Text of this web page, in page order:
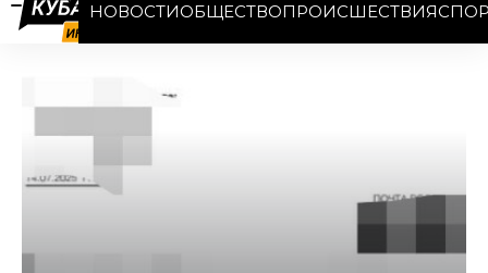
НОВОСТИОБЩЕСТВОПРОИСШЕСТВИЯ